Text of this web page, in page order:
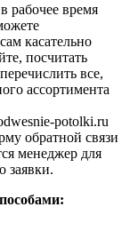
рабочее время
касательно
посчитать
все,
ассортимента
potolki.ru
обратной связи
менеджер для
заявки.